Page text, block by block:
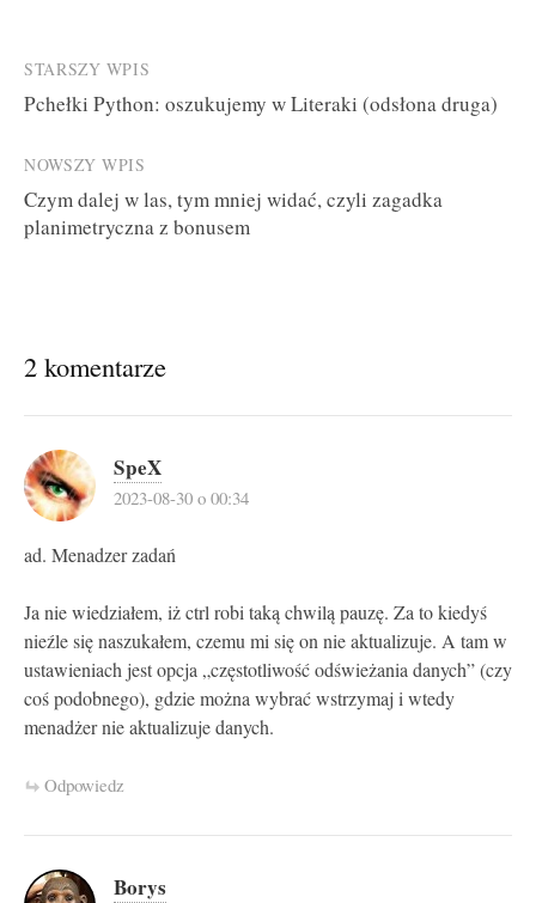
Post
navigation
STARSZY WPIS
Pchełki Python: oszukujemy w Literaki (odsłona druga)
NOWSZY WPIS
Czym dalej w las, tym mniej widać, czyli zagadka
planimetryczna z bonusem
2 komentarze
SpeX
2023-08-30 o 00:34
ad. Menadzer zadań
Ja nie wiedziałem, iż ctrl robi taką chwilą pauzę. Za to kiedyś
nieźle się naszukałem, czemu mi się on nie aktualizuje. A tam w
ustawieniach jest opcja „częstotliwość odświeżania danych” (czy
coś podobnego), gdzie można wybrać wstrzymaj i wtedy
menadżer nie aktualizuje danych.
Odpowiedz
Borys